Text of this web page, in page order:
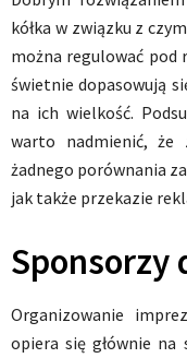
kółka w związku z
można regulować pod
świetnie dopasowują
na ich wielkość.
warto nadmienić, że
żadnego porównania
jak także przekazie
Sponsorzy
Organizowanie
opiera się głównie